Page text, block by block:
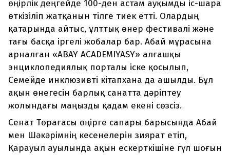
өңірлік деңгейде 100-ден астам ауқымды іс-шара
өткізіліп жатқанын тілге тиек етті. Олардың
қатарында айтыс, ұлттық өнер фестивалі және
тағы басқа іргелі жобалар бар. Абай мұрасына
арналған «ABAY ACADEMIYASY» алғашқы
энциклопедиялық порталы іске қосылып,
Семейде инклюзивті кітапхана да ашылды. Бұл
ақын өнегесін барлық санатта дәріптеу
жолындағы маңызды қадам екені сөзсіз.
Сенат Төрағасы өңірге сапары барысында Абай
мен Шәкәрімнің кесенелерін зиярат етіп,
Қарауыл ауылында ақын ескерткішіне гүл шоғын